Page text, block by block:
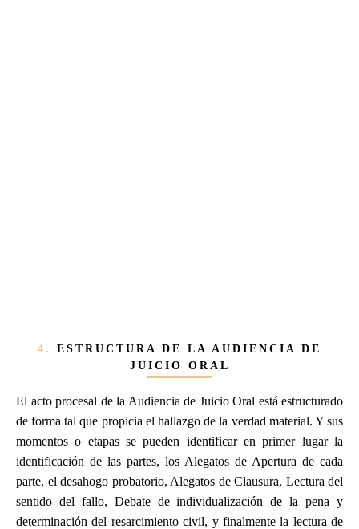
4. ESTRUCTURA DE LA AUDIENCIA DE
JUICIO ORAL
El acto procesal de la Audiencia de Juicio Oral está estructurado
de forma tal que propicia el hallazgo de la verdad material. Y sus
momentos o etapas se pueden identificar en primer lugar la
identificación de las partes, los Alegatos de Apertura de cada
parte, el desahogo probatorio, Alegatos de Clausura, Lectura del
sentido del fallo, Debate de individualización de la pena y
determinación del resarcimiento civil, y finalmente la lectura de